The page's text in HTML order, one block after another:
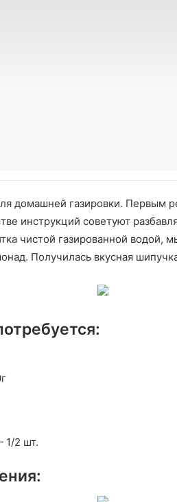
домашней газировки. Первым
инструкций советуют
чистой газированной водой,
Получилась вкусная
1/2 шт.
консервированные